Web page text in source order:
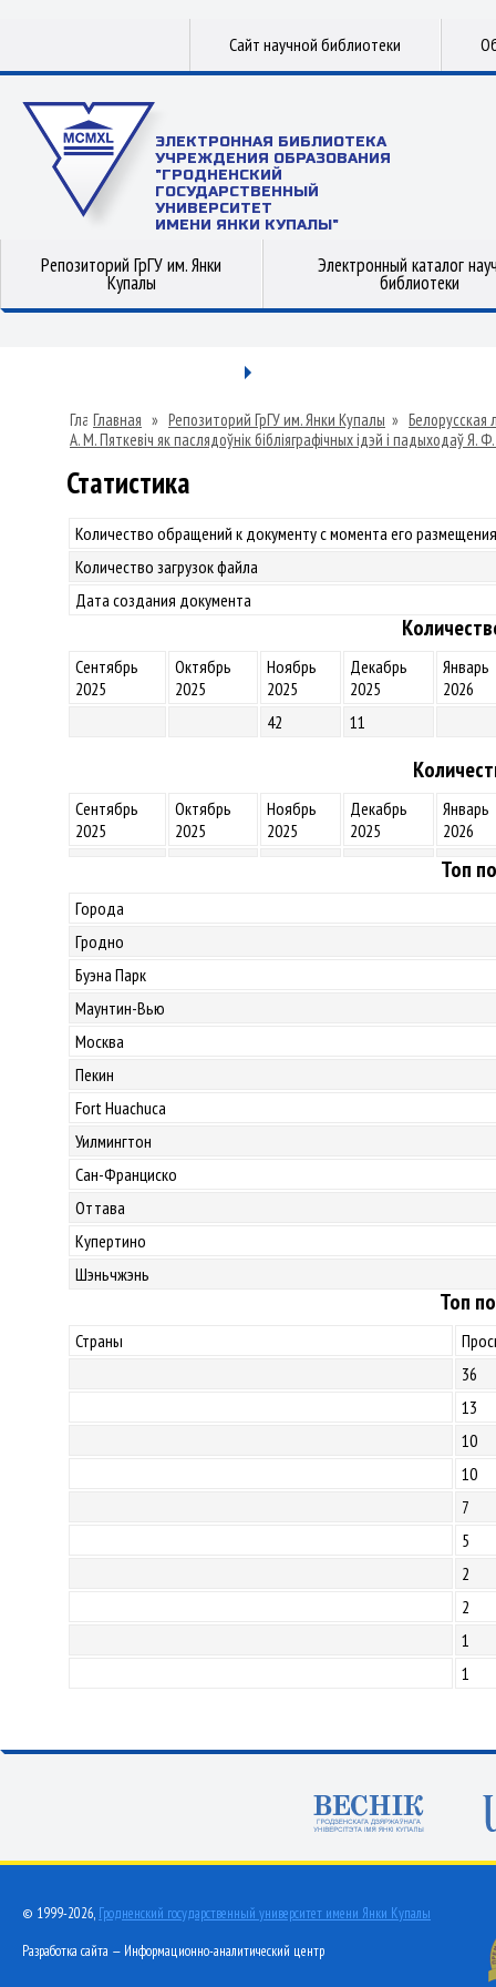
Сайт научной библиотеки
ЭЛЕКТРОННАЯ БИБЛИОТЕКА
УЧРЕЖДЕНИЯ ОБРАЗОВАНИЯ
"ГРОДНЕНСКИЙ
ГОСУДАРСТВЕННЫЙ
УНИВЕРСИТЕТ
ИМЕНИ ЯНКИ КУПАЛЫ"
Репозиторий ГрГУ им. Янки
Купалы
Электронный каталог
библиотеки
Главная » Репозиторий ГрГУ им. Янки Купалы » Белорусская
А. М. Пяткевіч як паслядоўнік бібліяграфічных ідэй і падыходаў Я. Ф.
Статистика
Количество обращений к документу с момента его
Количество загрузок файла
Дата создания документа
Сентябрь
2025
Октябрь
2025
Ноябрь
2025
Декабрь
2025
Январь
2026
42
11
Сентябрь
2025
Октябрь
2025
Ноябрь
2025
Декабрь
2025
Январь
2026
Топ
Города
Гродно
Буэна Парк
Маунтин-Вью
Москва
Пекин
Fort Huachuca
Уилмингтон
Сан-Франциско
Оттава
Купертино
Шэньчжэнь
Топ
Страны
36
13
10
10
7
5
2
2
1
1
© 1999-2026, Гродненский государственный университет имени Янки Купалы
Разработка сайта — Информационно-аналитический центр